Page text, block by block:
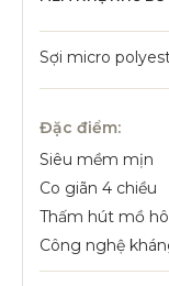
Sợi micro
Đặc điểm:
Siêu mềm mịn
Co giãn 4 chiều
Thấm hút mồ
Công nghệ